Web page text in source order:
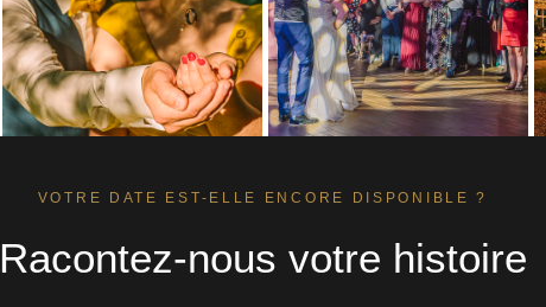
VOTRE DATE EST-ELLE ENCORE DISPONIBLE ?
Racontez-nous votre histoire